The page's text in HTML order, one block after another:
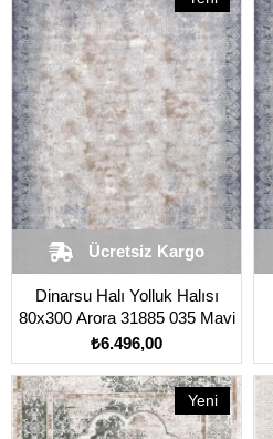
Dinarsu Halı Yolluk Halısı
80x300 Arora 31885 035 Mavi
₺6.496,00
Ücretsiz Kargo
Ürün
Yeni
Ürün